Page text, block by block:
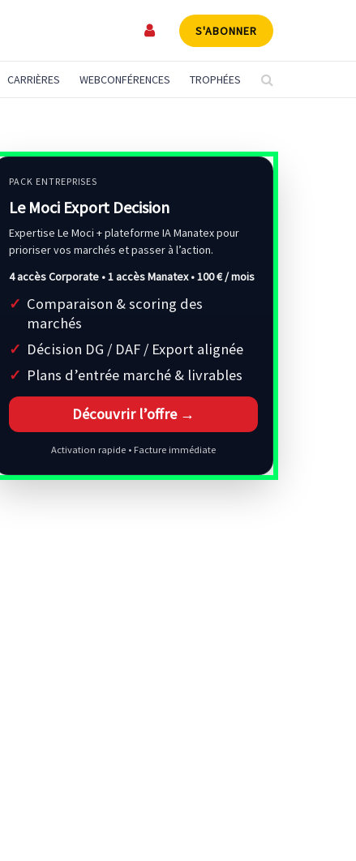
S'ABONNER
CARRIÈRES WEBCONFÉRENCES TROPHÉES
PACK ENTREPRISES
Le Moci Export Decision
Expertise Le Moci + plateforme IA Manatex pour
prioriser vos marchés et passer à l’action.
4 accès Corporate • 1 accès Manatex •100 € / mois
Comparaison & scoring des
marchés
Décision DG / DAF / Export alignée
Plans d’entrée marché & livrables
Découvrir l’offre →
Activation rapide • Facture immédiate